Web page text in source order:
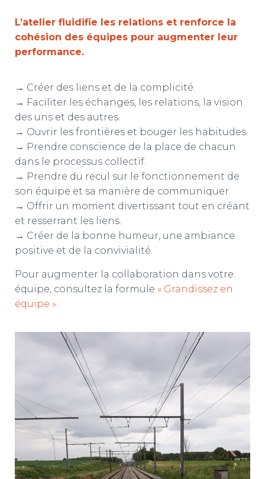
L’atelier fluidifie les relations et renforce la
cohésion des équipes pour augmenter leur
performance.
→ Créer des liens et de la complicité.
→ Faciliter les échanges, les relations, la vision
des uns et des autres.
→ Ouvrir les frontières et bouger les habitudes.
→ Prendre conscience de la place de chacun
dans le processus collectif.
→ Prendre du recul sur le fonctionnement de
son équipe et sa manière de communiquer.
→ Offrir un moment divertissant tout en créant
et resserrant les liens.
→ Créer de la bonne humeur, une ambiance
positive et de la convivialité.
Pour augmenter la collaboration dans votre
équipe, consultez la formule « Grandissez en
équipe ».